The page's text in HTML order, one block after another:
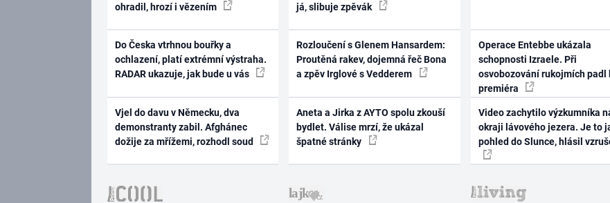
ohradil, hrozí i vězením
Do Česka vtrhnou bouřky a
ochlazení, platí extrémní výstraha.
RADAR ukazuje, jak bude u vás
Vjel do davu v Německu, dva
demonstranty zabil. Afghánec
dožije za mřížemi, rozhodl soud
já, slibuje zpěvák
Rozloučení s Glenem Hansardem:
Proutěná rakev, dojemná řeč Bona
a zpěv Irglové s Vedderem
Aneta a Jirka z AYTO spolu zkouší
bydlet. Válise mrzí, že ukázal
špatné stránky
Operace Entebbe ukázala
schopnosti Izraele. Při
osvobozování rukojmích padl
premiéra
Video zachytilo výzkumníka
okraji lávového jezera. Je to
pohled do Slunce, hlásil